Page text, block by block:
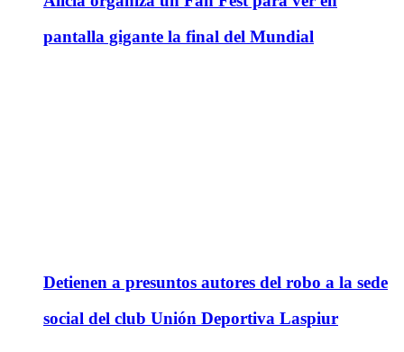
pantalla gigante la final del Mundial
Detienen a presuntos autores del robo a la sede
social del club Unión Deportiva Laspiur